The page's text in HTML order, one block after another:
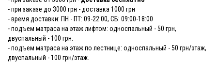
- при заказе до 3000 грн - доставка 1000 грн
- время доставки: ПН - ПТ: 09-22:00, СБ: 09:00-18:00
- подъем матраса на этаж лифтом: односпальный - 50 грн,
двуспальный - 100 грн.
- подъем матраса на этаж по лестнице: односпальный - 50 грн/этаж,
двуспальный - 100 грн/этаж.